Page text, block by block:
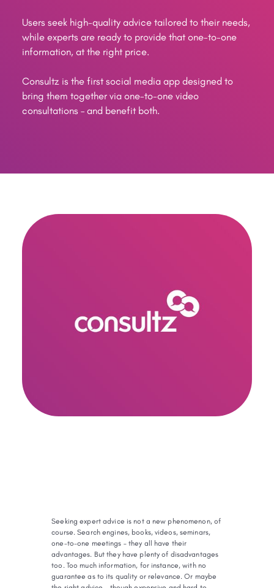
Users seek high-quality advice tailored to their needs,
while experts are ready to provide that one-to-one
information, at the right price.
Consultz is the first social media app designed to
bring them together via one-to-one video
consultations – and benefit both.
Seeking expert advice is not a new phenomenon, of
course. Search engines, books, videos, seminars,
one-to-one meetings – they all have their
advantages. But they have plenty of disadvantages
too. Too much information, for instance, with no
guarantee as to its quality or relevance. Or maybe